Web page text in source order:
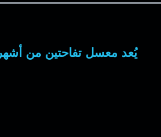
يُعد معسل تفاحتين من